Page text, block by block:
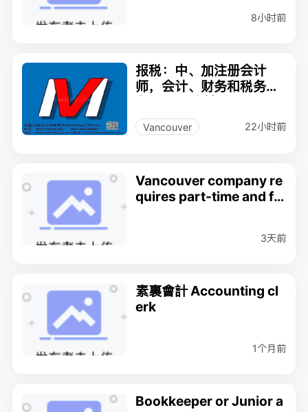
8小时前
报税：中、加注册会计
师，会计、财务和税务服
Vancouver 22小时前
Vancouver company re
quires part-time and ful
3天前
素裏會計 Accounting cl
erk
1个月前
Bookkeeper or Junior a